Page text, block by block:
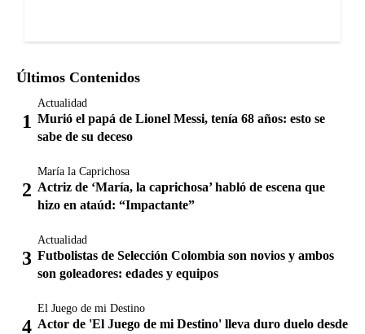
Últimos Contenidos
Actualidad
Murió el papá de Lionel Messi, tenía 68 años: esto se
sabe de su deceso
María la Caprichosa
Actriz de ‘María, la caprichosa’ habló de escena que
hizo en ataúd: “Impactante”
Actualidad
Futbolistas de Selección Colombia son novios y ambos
son goleadores: edades y equipos
El Juego de mi Destino
Actor de 'El Juego de mi Destino' lleva duro duelo desde